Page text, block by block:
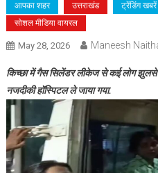
आपका शहर उत्तराखंड ट्रेंडिंग खबरें
सोशल मीडिया वायरल
May 28, 2026 Maneesh
किच्छा में गैस सिलेंडर लीकेज से कई लोग
नजदीकी हॉस्पिटल ले जाया गया.